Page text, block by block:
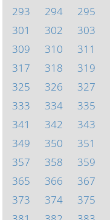
293
294 295
301
302 303
309
310 311
317
318 319
325
326 327
333
334 335
341
342 343
349
350 351
357
358 359
365
366 367
373
374 375